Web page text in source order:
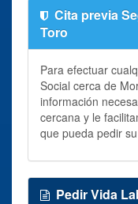
Cita previa
Toro
Para efectuar
Social cerca de
información
cercana y le
que pueda pedir su
Pedir Vida